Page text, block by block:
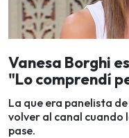
Vanesa Borghi
"Lo comprendí
La que era panelista
volver al canal cuando
pase.